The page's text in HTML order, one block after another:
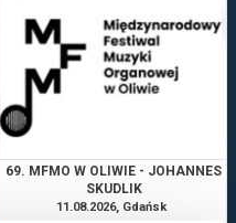
69. MFMO W OLIWIE - JOHANNES
SKUDLIK
11.08.2026, Gdańsk